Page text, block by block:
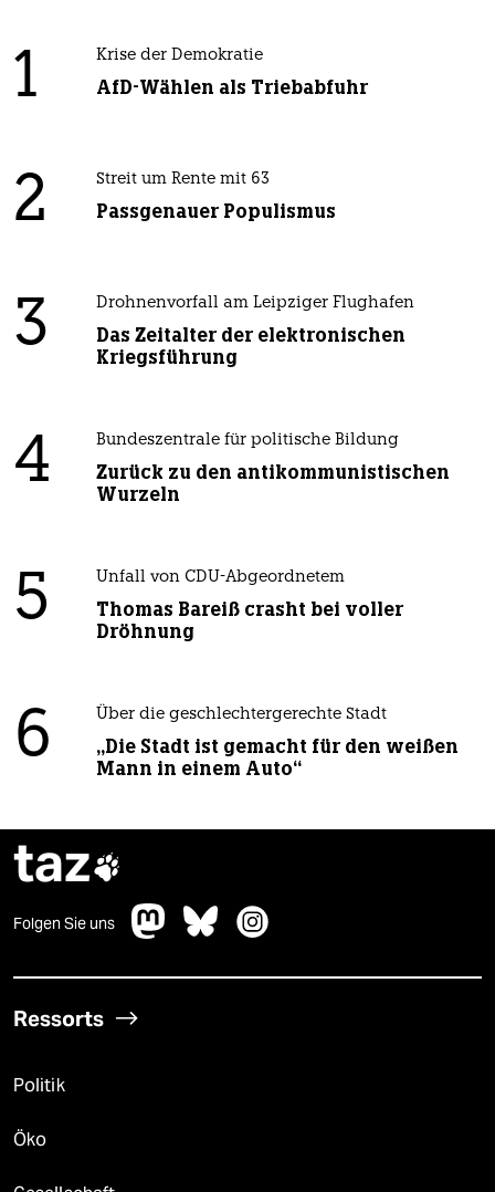
1 Krise der Demokratie
AfD-Wählen als Triebabfuhr
2 Streit um Rente mit 63
Passgenauer Populismus
3 Drohnenvorfall am Leipziger Flughafen
Das Zeitalter der elektronischen
Kriegsführung
4 Bundeszentrale für politische Bildung
Zurück zu den antikommunistischen
Wurzeln
5 Unfall von CDU-Abgeordnetem
Thomas Bareiß crasht bei voller
Dröhnung
6 Über die geschlechtergerechte Stadt
„Die Stadt ist gemacht für den weißen
Mann in einem Auto“
taz
Folgen Sie uns
Ressorts
Politik
Öko